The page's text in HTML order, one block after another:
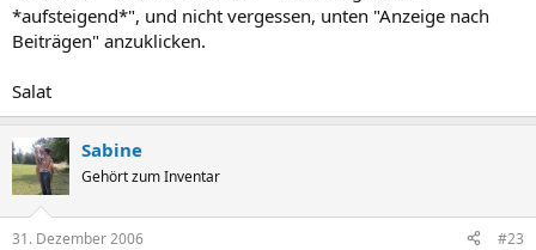
*aufsteigend*", und nicht vergessen, unten "Anzeige nach
Beiträgen" anzuklicken.
Salat
Sabine
Gehört zum Inventar
31. Dezember 2006 #23